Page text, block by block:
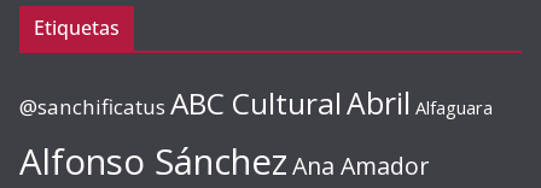
Etiquetas
@sanchificatus ABC CulturalAbril Alfaguara
Alfonso SánchezAna Amador